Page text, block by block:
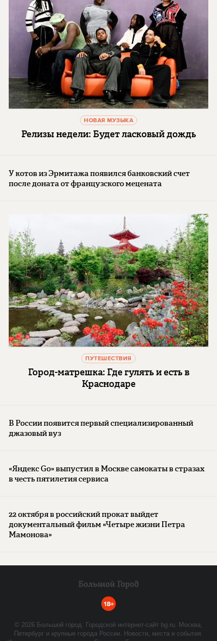
НОВАЯ МУЗЫКА
Релизы недели: Будет ласковый дождь
У котов из Эрмитажа появился банковский счет
после доната от французского мецената
ПУТЕШЕСТВИЯ
Город-матрешка: Где гулять и есть в
Краснодаре
В России появится первый специализированный
джазовый вуз
«Яндекс Go» выпустил в Москве самокаты в стразах
в честь пятилетия сервиса
22 октября в российский прокат выйдет
документальный фильм «Четыре жизни Петра
Мамонова»
18+
© 2026 Большой город. Городской интернет-сайт bg.ru. Москва,
Петербург и крупные города России. Новости, места и события.